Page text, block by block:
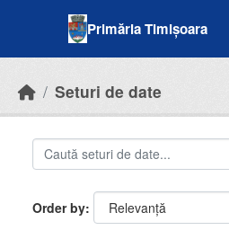
Primăria Timișoara
Seturi de date
Order by